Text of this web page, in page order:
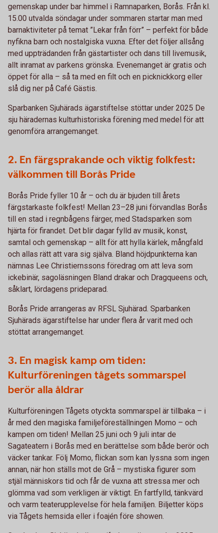
gemenskap under bar himmel i Ramnaparken, Borås. Från kl.
15.00 utvalda söndagar under sommaren startar man med
barnaktiviteter på temat ”Lekar från förr” – perfekt för både
nyfikna barn och nostalgiska vuxna. Efter det följer allsång
med uppträdanden från gästartister och dans till livemusik,
allt inramat av parkens grönska. Evenemanget är gratis och
öppet för alla – så ta med en filt och en picknickkorg eller
slå dig ner på Café Gästis.
Sparbanken Sjuhärads ägarstiftelse stöttar under 2025 De
sju häradernas kulturhistoriska förening med medel för att
genomföra arrangemanget.
2. En färgsprakande och viktig folkfest:
välkommen till Borås Pride
Borås Pride fyller 10 år – och du är bjuden till årets
färgstarkaste folkfest! Mellan 23–28 juni förvandlas Borås
till en stad i regnbågens färger, med Stadsparken som
hjärta för firandet. Det blir dagar fylld av musik, konst,
samtal och gemenskap – allt för att hylla kärlek, mångfald
och allas rätt att vara sig själva. Bland höjdpunkterna kan
nämnas Lee Christiernssons föredrag om att leva som
ickebinär, sagoläsningen Bland drakar och Dragqueens och,
såklart, lördagens prideparad.
Borås Pride arrangeras av RFSL Sjuhärad. Sparbanken
Sjuhärads ägarstiftelse har under flera år varit med och
stöttat arrangemanget.
3. En magisk kamp om tiden:
Kulturföreningen tågets sommarspel
berör alla åldrar
Kulturföreningen Tågets otyckta sommarspel är tillbaka – i
år med den magiska familjeföreställningen Momo – och
kampen om tiden! Mellan 25 juni och 9 juli intar de
Sagateatern i Borås med en berättelse som både berör och
väcker tankar. Följ Momo, flickan som kan lyssna som ingen
annan, när hon ställs mot de Grå – mystiska figurer som
stjäl människors tid och får de vuxna att stressa mer och
glömma vad som verkligen är viktigt. En fartfylld, tänkvärd
och varm teaterupplevelse för hela familjen. Biljetter köps
via Tågets hemsida eller i foajén före showen.